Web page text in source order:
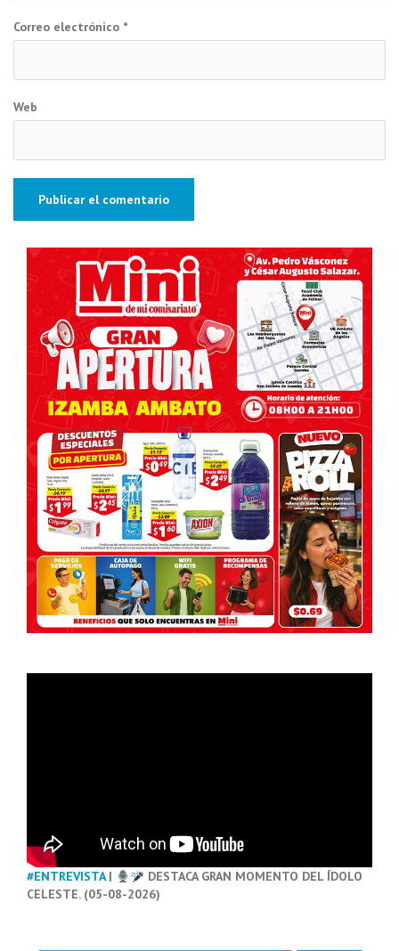
Correo electrónico *
Web
#ENTREVISTA|
DESTACA GRAN MOMENTO DEL ÍDOLO
CELESTE. (05-08-2026)